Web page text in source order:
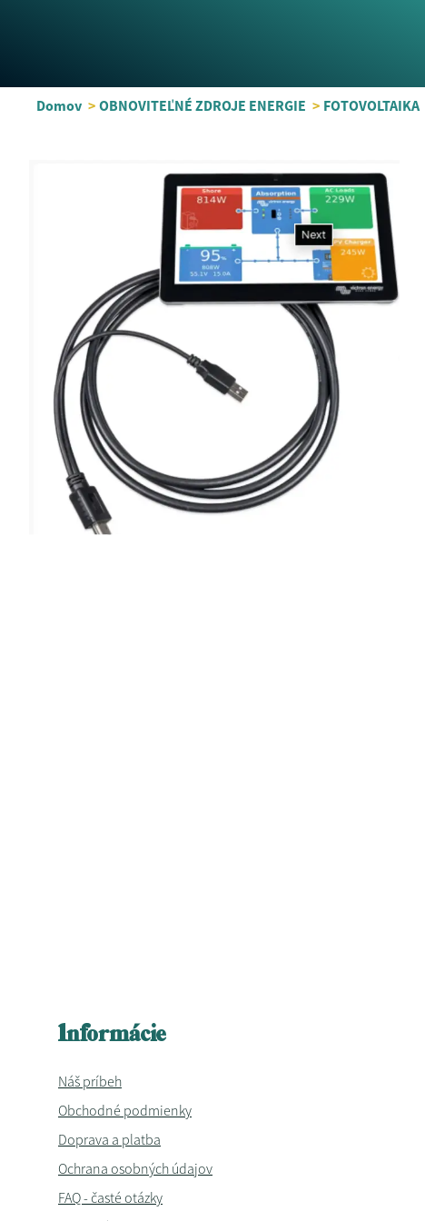
Domov > OBNOVITEĽNÉ ZDROJE ENERGIE > FOTOVOLTAIKA
Informácie
Náš príbeh
Obchodné podmienky
Doprava a platba
Ochrana osobných údajov
FAQ - časté otázky